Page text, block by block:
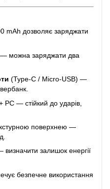
mAh дозволяє заряджати
— можна заряджати два
(Type-C / Micro-USB) —
PC — стійкий до ударів,
поверхнею —
визначити залишок енергії
безпечне використання